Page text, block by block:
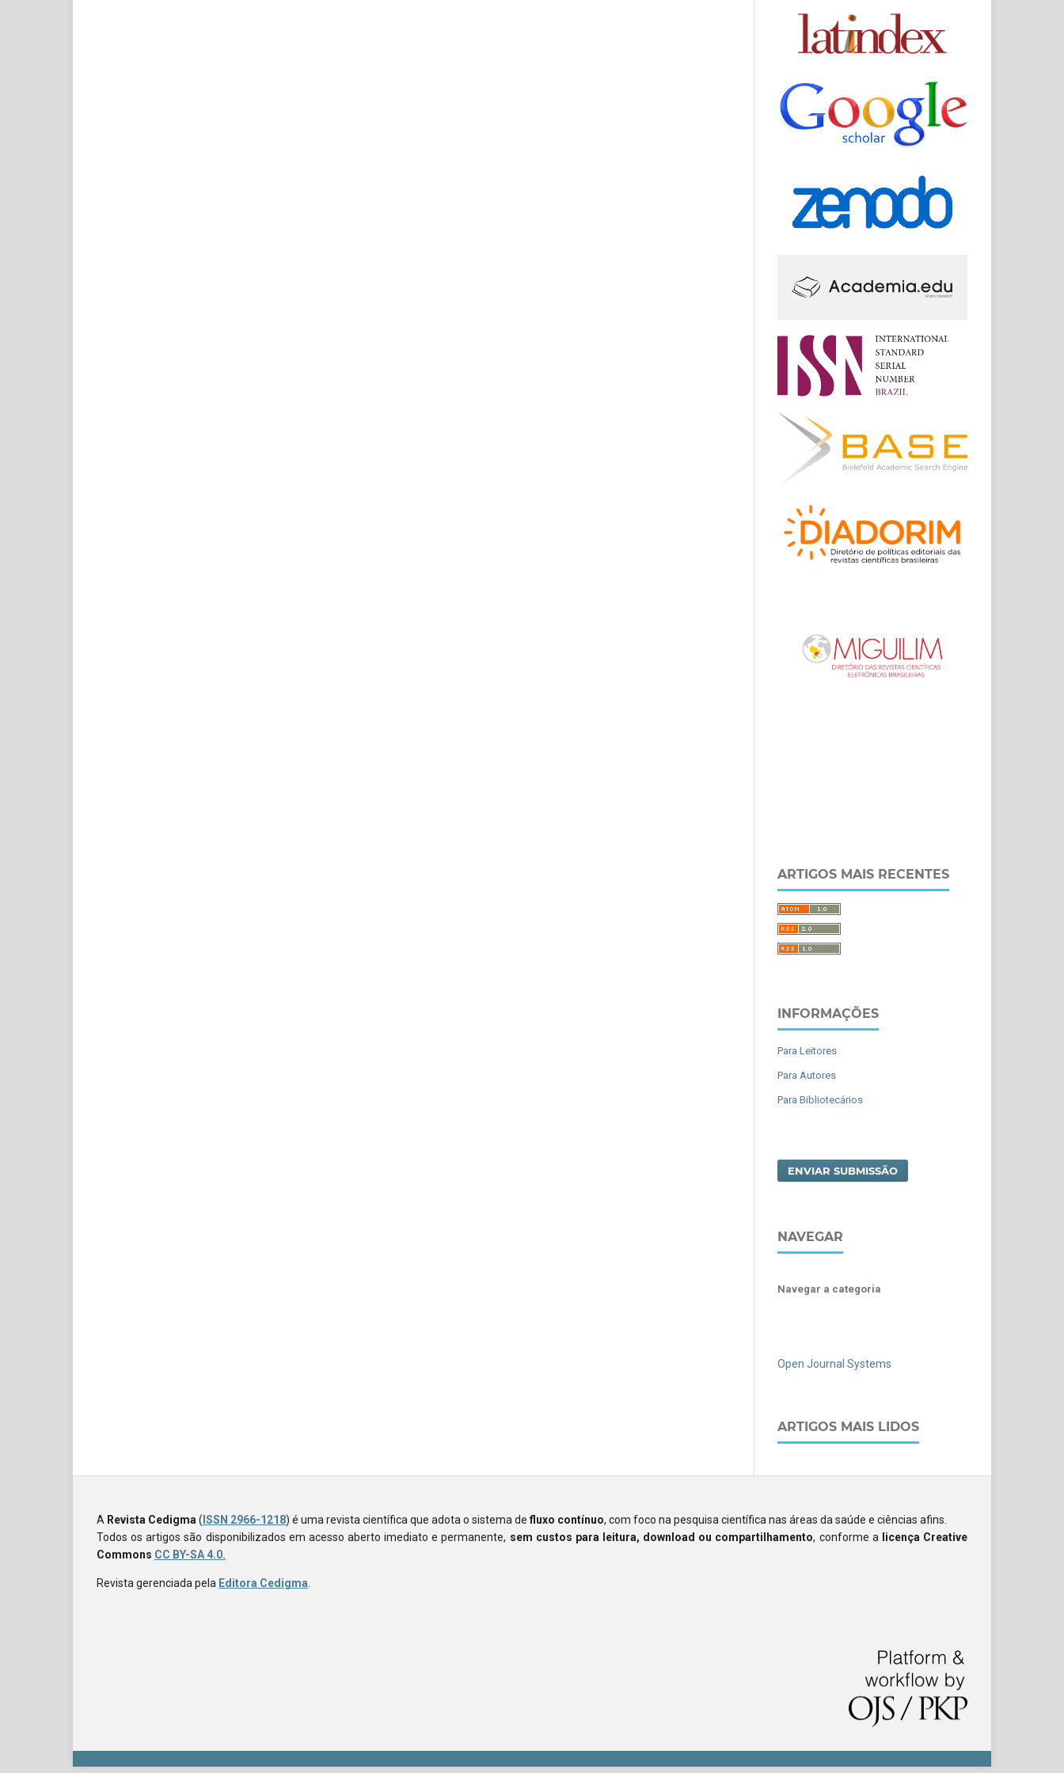
ARTIGOS MAIS RECENTES
INFORMAÇÕES
Para Leitores
Para Autores
Para Bibliotecários
ENVIAR SUBMISSÃO
NAVEGAR
Navegar a categoria
Open Journal Systems
ARTIGOS MAIS LIDOS
A Revista Cedigma ( ISSN 2966-1218) é uma revista científica que adota o sistema defluxo contínuo, com foco na pesquisa científica nas áreas da saúde e ciências afins.
Todos os artigos são disponibilizados em acesso aberto imediato e permanente, sem custos para leitura, download ou compartilhamento, conforme a
licença Creative
Commons CC BY-SA 4.0.
Revista gerenciada pela Editora Cedigma